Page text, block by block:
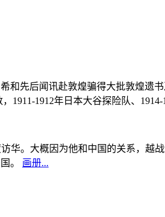
和先后闻讯赴敦煌骗得大批敦煌遗
1912年日本大谷探险队、
华。大概因为他和中国的关系，
。 画册...